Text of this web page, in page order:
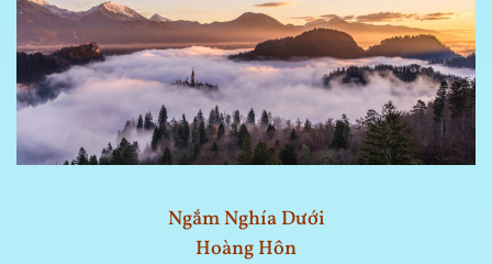
Ngắm Nghía Dưới
Hoàng Hôn